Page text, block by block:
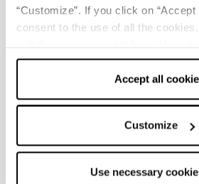
“Customize”. If you click on
consent to the use of all the
cookies only” and only the technical
correct functioning of the website will
Accept all
Customize
Use necessary
L'appuntamento
Riolo Terme è laSagra
Romagna IGP, una festa
porta sulla tavola un
della tradizione. Buona
mercatini artigianali vi